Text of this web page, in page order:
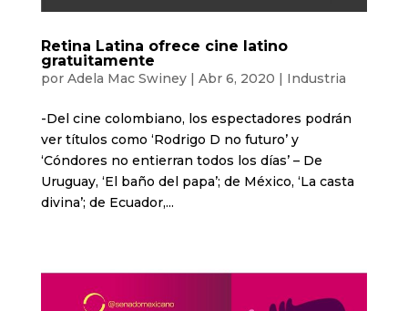
Retina Latina ofrece cine latino
gratuitamente
por Adela Mac Swiney| Abr 6, 2020 Industria
-Del cine colombiano, los espectadores podrán
ver títulos como ‘Rodrigo D no futuro’ y
‘Cóndores no entierran todos los días’ – De
Uruguay, ‘El baño del papa’; de México, ‘La casta
divina’; de Ecuador,...